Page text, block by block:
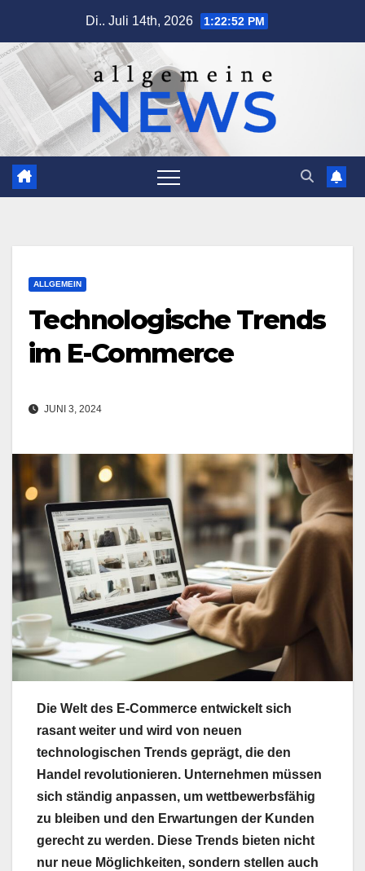
springen
Di.. Juli 14th, 2026 1:22:53 PM
ALLGEMEIN
Technologische Trends
im E-Commerce
JUNI 3, 2024
Die Welt des E-Commerce entwickelt sich
rasant weiter und wird von neuen
technologischen Trends geprägt, die den
Handel revolutionieren. Unternehmen müssen
sich ständig anpassen, um wettbewerbsfähig
zu bleiben und den Erwartungen der Kunden
gerecht zu werden. Diese Trends bieten nicht
nur neue Möglichkeiten, sondern stellen auch